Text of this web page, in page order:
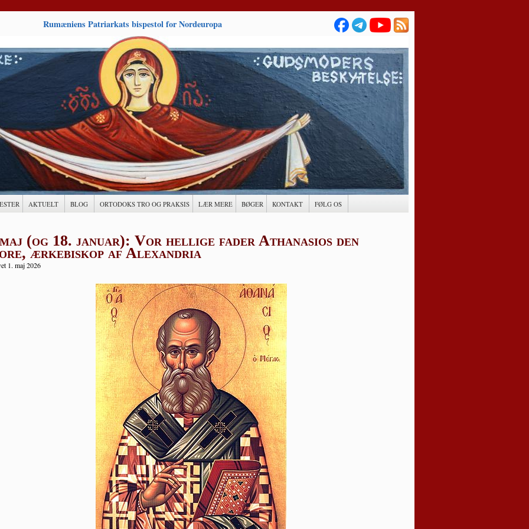
Rumæniens Patriarkats bispestol for Nordeuropa
AKTUELT BLOG ORTODOKS TRO OG PRAKSIS LÆR MERE BØGER KONTAKT FØLG OS
(og 18. januar): Vor hellige fader Athanasios den
ærkebiskop af Alexandria
1. maj 2026